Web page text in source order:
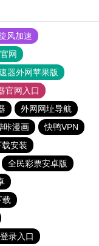
风加速
网
器外网苹果版
官网入口
外网网址导航
咔漫画
快鸭VPN
安装
全民彩票安卓版
载
录入口